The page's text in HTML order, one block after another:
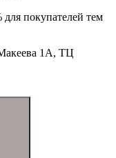
покупателей тем
1А, ТЦ